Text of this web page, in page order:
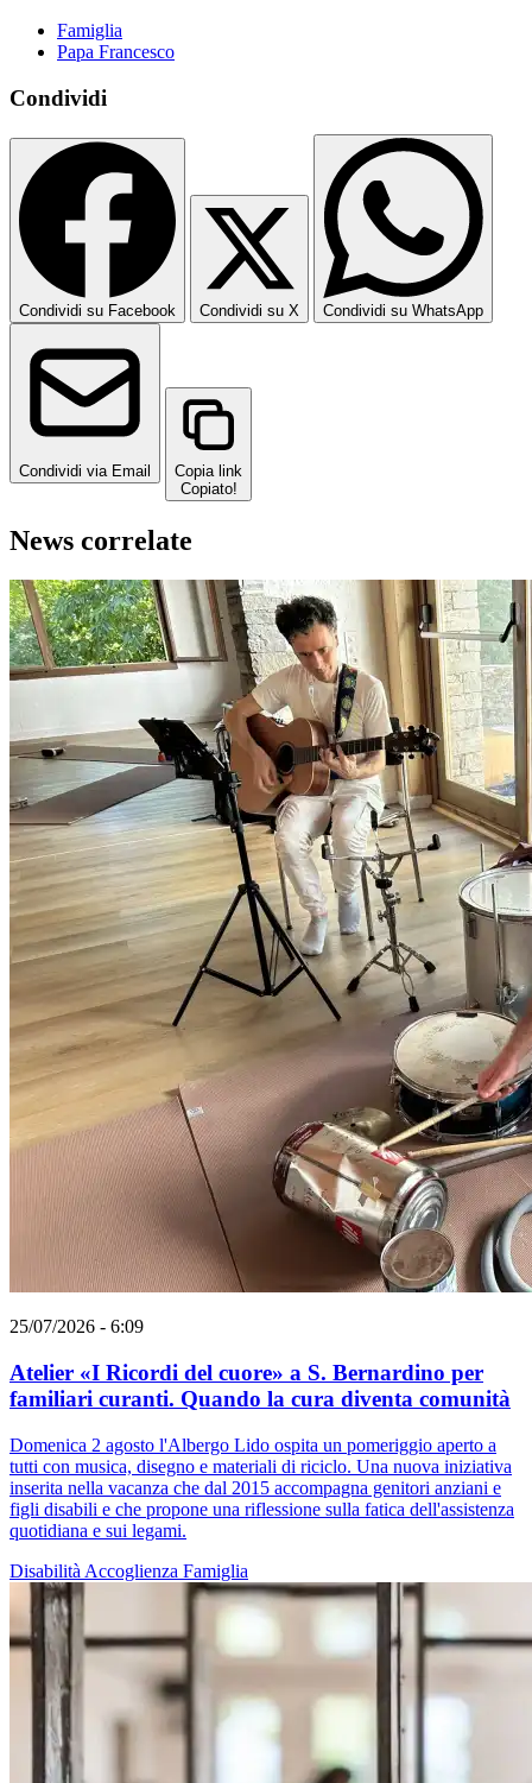
Famiglia
Papa Francesco
Condividi
Condividi su Facebook Condividi su X Condividi su WhatsApp
Condividi via Email
Copia link
Copiato!
News correlate
25/07/2026 - 6:09
Atelier «I Ricordi del cuore» a S. Bernardino per
familiari curanti. Quando la cura diventa comunità
Domenica 2 agosto l'Albergo Lido ospita un pomeriggio aperto a
tutti con musica, disegno e materiali di riciclo. Una nuova iniziativa
inserita nella vacanza che dal 2015 accompagna genitori anziani e
figli disabili e che propone una riflessione sulla fatica dell'assistenza
quotidiana e sui legami.
Disabilità Accoglienza Famiglia